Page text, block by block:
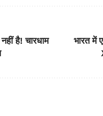
है! चारधाम
भारत में